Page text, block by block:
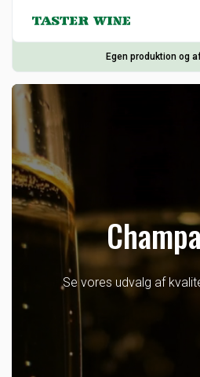
Egen produktion og
Se vores udvalg af